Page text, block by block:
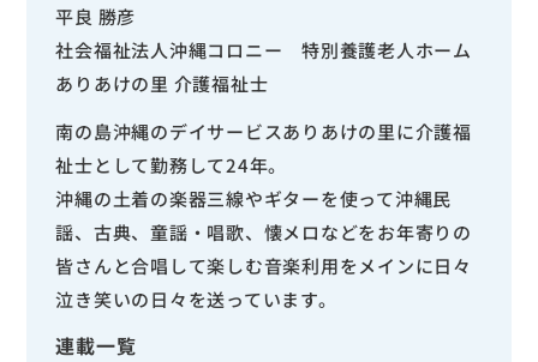
平良 勝彦
社会福祉法人沖縄コロニー 特別養護老人ホーム
ありあけの里 介護福祉士
南の島沖縄のデイサービスありあけの里に介護福
祉士として勤務して24年。
沖縄の土着の楽器三線やギターを使って沖縄民
謡、古典、童謡・唱歌、懐メロなどをお年寄りの
皆さんと合唱して楽しむ音楽利用をメインに日々
泣き笑いの日々を送っています。
連載一覧